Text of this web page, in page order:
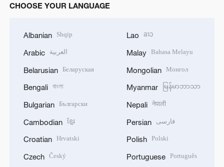
CHOOSE YOUR LANGUAGE
Albanian Shqip
Arabic العربية
Belarusian Беларуская
Bengali বাংলা
Bulgarian Български
Cambodian ខ្មែរ
Croatian Hrvatski
Czech Český
Lao ລາວ
Malay Bahasa Melayu
Mongolian Монгол
Myanmar မြန်မာဘာသာ
Nepali नेपाली
Persian فارسی
Polish Polski
Portuguese Português